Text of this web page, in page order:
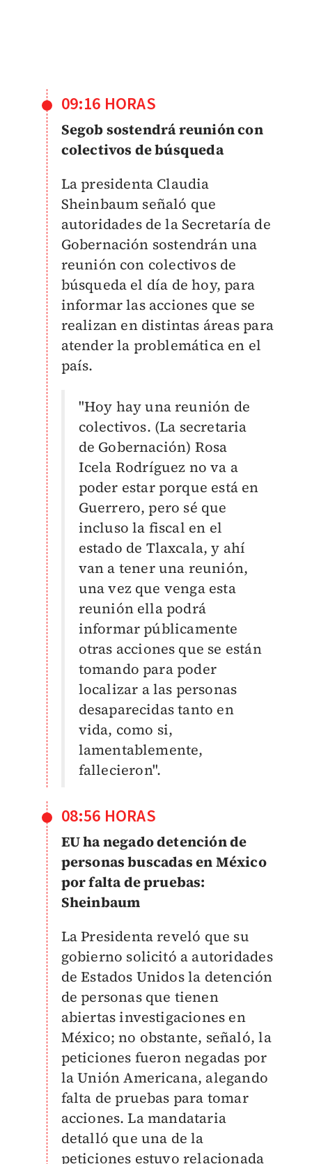
09:16 HORAS
Segob sostendrá reunión con
colectivos de búsqueda
La presidenta Claudia
Sheinbaum señaló que
autoridades de la Secretaría de
Gobernación sostendrán una
reunión con colectivos de
búsqueda el día de hoy, para
informar las acciones que se
realizan en distintas áreas para
atender la problemática en el
país.
"Hoy hay una reunión de
colectivos. (La secretaria
de Gobernación) Rosa
Icela Rodríguez no va a
poder estar porque está en
Guerrero, pero sé que
incluso la fiscal en el
estado de Tlaxcala, y ahí
van a tener una reunión,
una vez que venga esta
reunión ella podrá
informar públicamente
otras acciones que se están
tomando para poder
localizar a las personas
desaparecidas tanto en
vida, como si,
lamentablemente,
fallecieron".
08:56 HORAS
EU ha negado detención de
personas buscadas en México
por falta de pruebas:
Sheinbaum
La Presidenta reveló que su
gobierno solicitó a autoridades
de Estados Unidos la detención
de personas que tienen
abiertas investigaciones en
México; no obstante, señaló, la
peticiones fueron negadas por
la Unión Americana, alegando
falta de pruebas para tomar
acciones. La mandataria
detalló que una de la
peticiones estuvo relacionada